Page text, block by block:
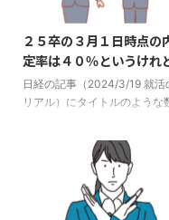
とされることはありません。
が言えなければ落とされる、
うことです。 ただ、第一志望
と言えばいいわけではない 確
に、考えなく「第一志望です
生は少し話せばわかります。
２５卒の３月１日時点の
定率は４０％というけれ
日経の記事（2024/3/19 就活
リアル）にタイトルのような
昨年よりも１０％上昇してい
うです。昨年の２４卒の４月
時点の内定率が５０％でしたの
で、１０％上乗せすると、２
の４月１日時点の内定率は６